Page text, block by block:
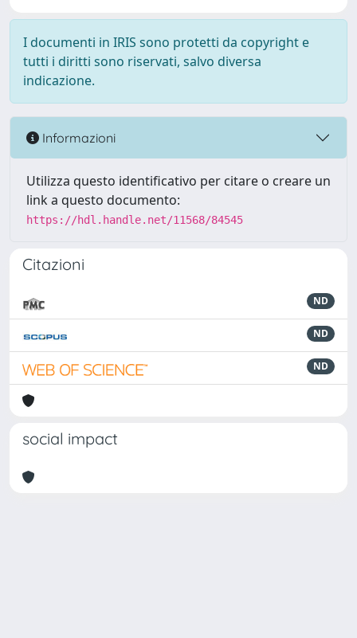
I documenti in IRIS sono protetti da copyright e
tutti i diritti sono riservati, salvo diversa
indicazione.
Informazioni
Utilizza questo identificativo per citare o creare un
link a questo documento:
https://hdl.handle.net/11568/84545
Citazioni
ND
ND
ND
social impact